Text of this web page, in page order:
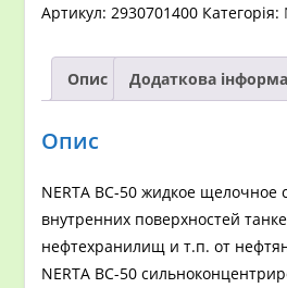
кількість
Артикул:2930701400 Категорія:
Опис Додаткова
Опис
NERTA BC-50 жидкое щелочное
внутренних поверхностей
нефтехранилищ и т.п. от
NERTA BC-50